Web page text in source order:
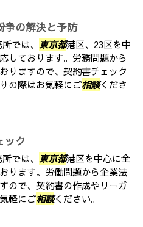
争の解決と予防
では、 東京都港区、23区を中
しております。労務問題から
りますので、契約書チェック
の際はお気軽にご相談くださ
ック
では、 東京都港区を中心に全
ります。労働問題から企業法
ので、契約書の作成やリーガ
軽にご相談ください。